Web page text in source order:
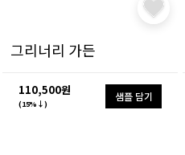
그리너리 가든
110,500원
(15%↓)
샘플 담기